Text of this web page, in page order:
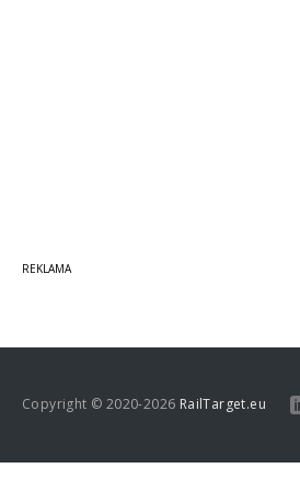
Copyright © 2020-2026 RailTarget.eu